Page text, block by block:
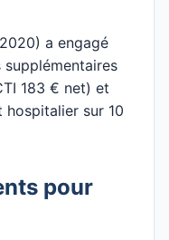
a engagé
supplémentaires
183 € net) et
hospitalier sur 10
pour